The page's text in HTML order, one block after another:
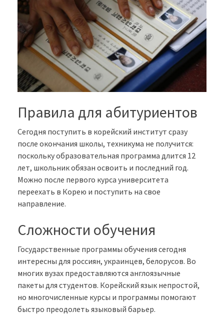
Правила для абитуриентов
Сегодня поступить в корейский институт сразу
после окончания школы, техникума не получится:
поскольку образовательная программа длится 12
лет, школьник обязан освоить и последний год.
Можно после первого курса университета
переехать в Корею и поступить на свое
направление.
Сложности обучения
Государственные программы обучения сегодня
интересны для россиян, украинцев, белорусов. Во
многих вузах предоставляются англоязычные
пакеты для студентов. Корейский язык непростой,
но многочисленные курсы и программы помогают
быстро преодолеть языковый барьер.